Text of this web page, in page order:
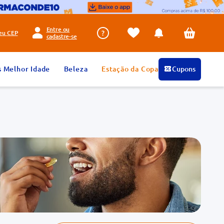
CEP
Entre ou
cadastre-se
Melhor Idade Beleza Estação da Copa Cupons